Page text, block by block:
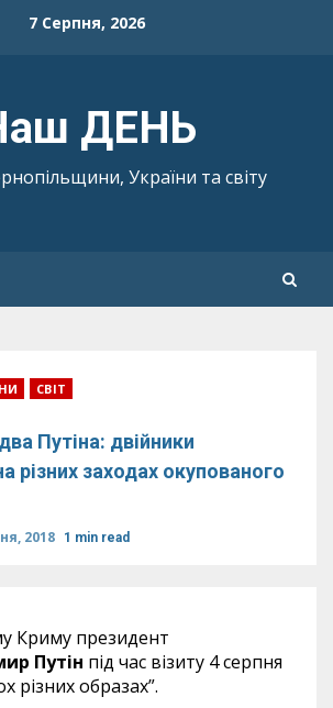
7 Серпня, 2026
ДЕНЬ
України та світу
СВІТ
Путіна: двійники
різних заходах окупованого
2018 1 min read
Криму президент
Путін під час візиту 4 серпня
різних образах”.